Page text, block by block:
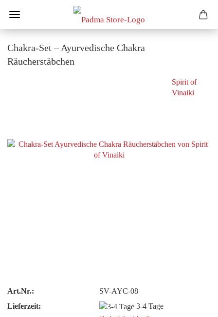
Chakra-Set – Ayurvedische Chakra
Räucherstäbchen
Spirit of
Vinaiki
Art.Nr.:
SV-AYC-08
Lieferzeit:
3-4 Tage